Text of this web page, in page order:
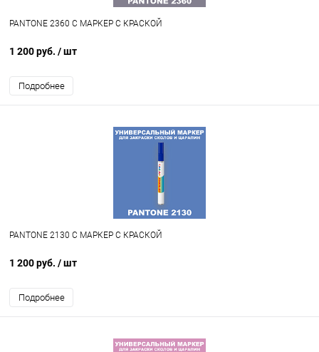
PANTONE 2360 C МАРКЕР С КРАСКОЙ
1 200 руб. / шт
Подробнее
PANTONE 2130 C МАРКЕР С КРАСКОЙ
1 200 руб. / шт
Подробнее